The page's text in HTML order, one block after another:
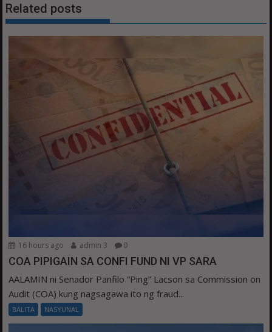
Related posts
16 hours ago admin 3 0
COA PIPIGAIN SA CONFI FUND NI VP SARA
AALAMIN ni Senador Panfilo “Ping” Lacson sa Commission on
Audit (COA) kung nagsagawa ito ng fraud...
BALITA NASYUNAL